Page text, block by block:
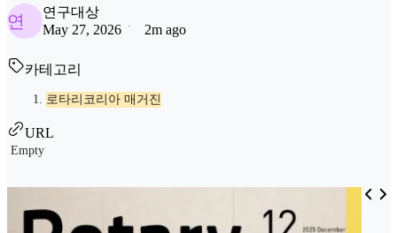
연
연구대상
May 27, 2026
2m ago
카테고리
로타리코리아 매거진
URL
Empty